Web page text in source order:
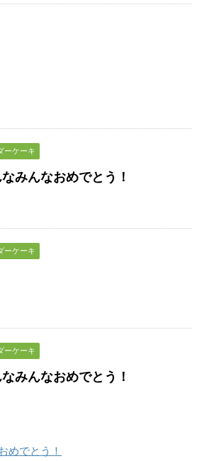
ーケーキ
みんなおめでとう！
ーケーキ
ーケーキ
みんなおめでとう！
めでとう！